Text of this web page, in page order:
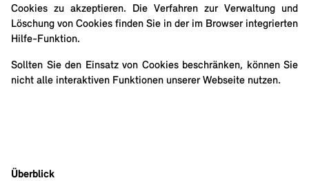
Cookies zu akzeptieren. Die Verfahren zur Verwaltung und
Löschung von Cookies finden Sie in der im Browser integrierten
Hilfe-Funktion.
Sollten Sie den Einsatz von Cookies beschränken, können Sie
nicht alle interaktiven Funktionen unserer Webseite nutzen.
Überblick